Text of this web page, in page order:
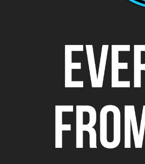
эту страницу в закладки.
ины, отели, логистика